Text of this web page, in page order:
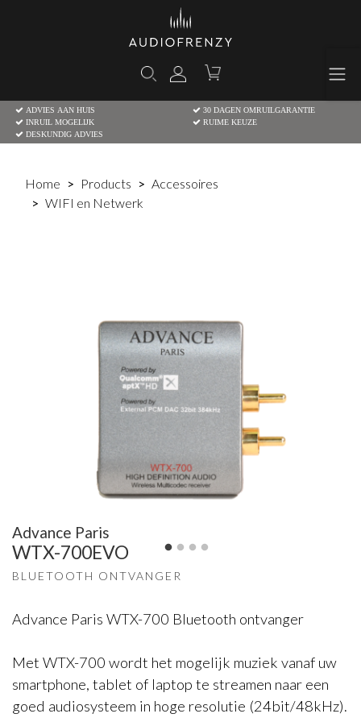
ADVIES AAN HUIS
30 DAGEN OMRUILGARANTIE
INRUIL MOGELIJK
RUIME KEUZE
DESKUNDIG ADVIES
Home Products
Accessoires
WIFI en Netwerk
Advance Paris
WTX-700EVO
BLUETOOTH ONTVANGER
Advance Paris WTX-700 Bluetooth ontvanger
Met WTX-700 wordt het mogelijk muziek vanaf uw
smartphone, tablet of laptop te streamen naar een
goed audiosysteem in hoge resolutie (24bit/48kHz).